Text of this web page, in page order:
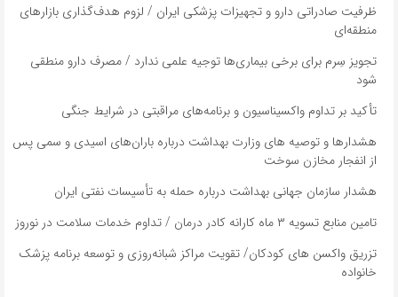
ظرفیت صادراتی دارو و تجهیزات پزشکی ایران / لزوم هدف‌گذاری بازارهای
منطقه‌ای
تجویز سِرم برای برخی‌ بیماری‌ها توجیه علمی ندارد / مصرف دارو منطقی
شود
تأکید بر تداوم واکسیناسیون و برنامه‌های مراقبتی در شرایط جنگی
هشدارها و توصیه های وزارت بهداشت درباره باران‌های اسیدی و سمی پس
از انفجار مخازن سوخت
هشدار سازمان جهانی بهداشت درباره حمله به تأسیسات نفتی ایران
تامین منابع تسویه ۳ ماه کارانه کادر درمان / تداوم خدمات سلامت در نوروز
تزریق واکسن های کودکان/ تقویت مراکز شبانه‌روزی و توسعه برنامه پزشک
خانواده